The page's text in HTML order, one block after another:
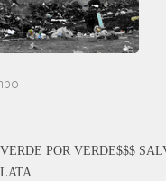
POR VERDE$$$